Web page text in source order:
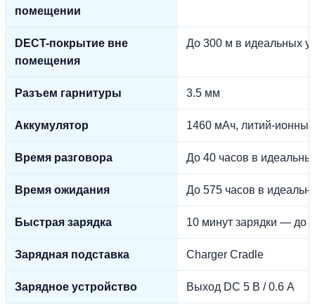
помещении
DECT-покрытие вне
помещения
До 300 м в идеальных
Разъем гарнитуры 3.5 мм
Аккумулятор 1460 мАч, литий-
Время разговора До 40 часов в
Время ожидания До 575 часов в
Быстрая зарядка 10 минут зарядки — до
Зарядная подставка Charger Cradle
Зарядное устройство Выход DC 5 В / 0.6 А